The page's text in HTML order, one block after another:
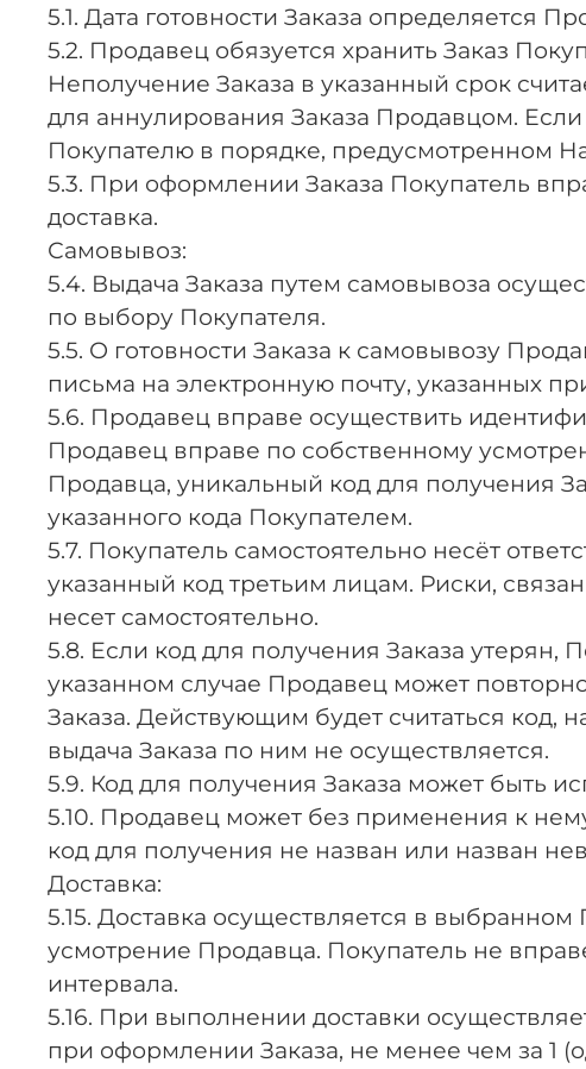
5.1. Дата готовности Заказа определяется
5.2. Продавец обязуется хранить Заказ
Неполучение Заказа в указанный срок
для аннулирования Заказа Продавцом.
Покупателю в порядке, предусмотренном
5.3. При оформлении Заказа Покупатель
доставка.
Самовывоз:
5.4. Выдача Заказа путем самовывоза
по выбору Покупателя.
5.5. О готовности Заказа к самовывозу
письма на электронную почту, указанных
5.6. Продавец вправе осуществить
Продавец вправе по собственному
Продавца, уникальный код для получения
указанного кода Покупателем.
5.7. Покупатель самостоятельно несёт
указанный код третьим лицам. Риски,
несет самостоятельно.
5.8. Если код для получения Заказа
указанном случае Продавец может
Заказа. Действующим будет считаться
выдача Заказа по ним не осуществляется.
5.9. Код для получения Заказа может быть
5.10. Продавец может без применения к нему
код для получения не назван или назван
Доставка:
5.15. Доставка осуществляется в
усмотрение Продавца. Покупатель не
интервала.
5.16. При выполнении доставки
при оформлении Заказа, не менее чем за 1